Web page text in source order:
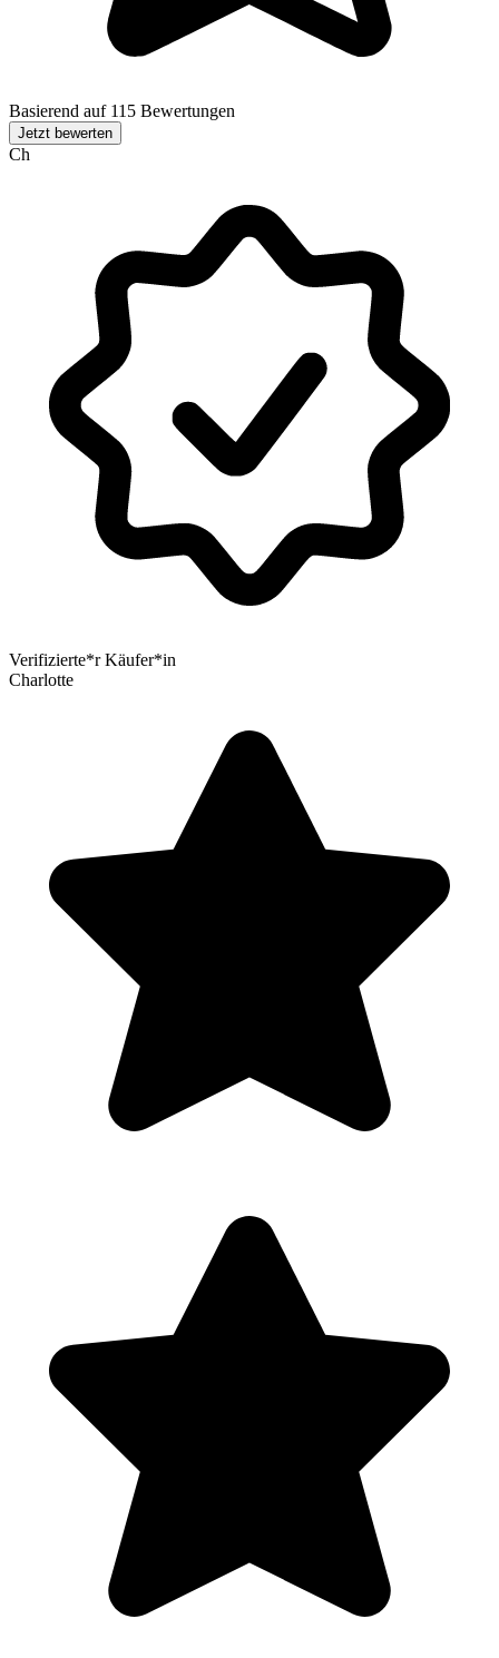
Basierend auf 115 Bewertungen
Jetzt bewerten
Ch
Verifizierte*r Käufer*in
Charlotte